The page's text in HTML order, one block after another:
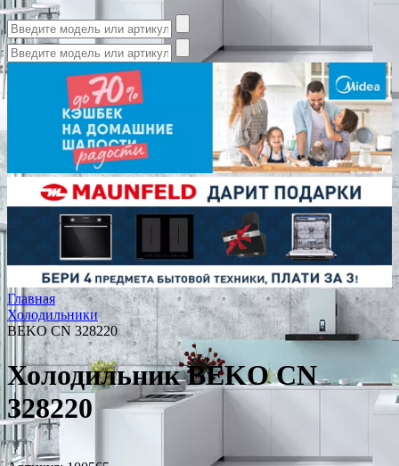
Главная
Холодильники
BEKO CN 328220
Холодильник BEKO CN
328220